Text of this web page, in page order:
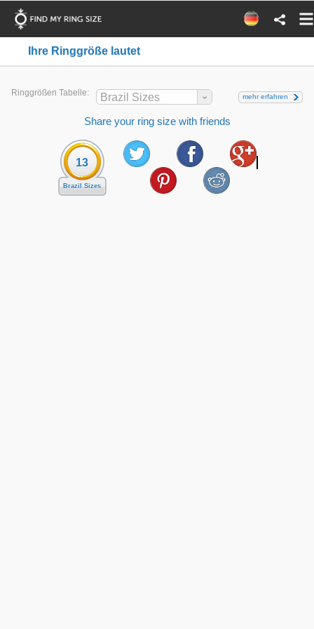
Ihre Ringgröße lautet
Ringgrößen Tabelle: Brazil Sizes mehr erfahren
Share your ring size with friends
13
Brazil Sizes